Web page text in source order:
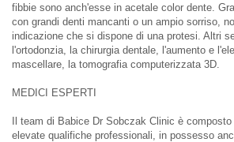
fibbie sono anch'esse in acetale color dente.
con grandi denti mancanti o un ampio sorriso,
indicazione che si dispone di una protesi. Altri
l'ortodonzia, la chirurgia dentale, l'aumento e
mascellare, la tomografia computerizzata 3D.
MEDICI ESPERTI
Il team di Babice Dr Sobczak Clinic è
elevate qualifiche professionali, in possesso